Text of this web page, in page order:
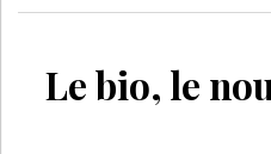
Le bio, le